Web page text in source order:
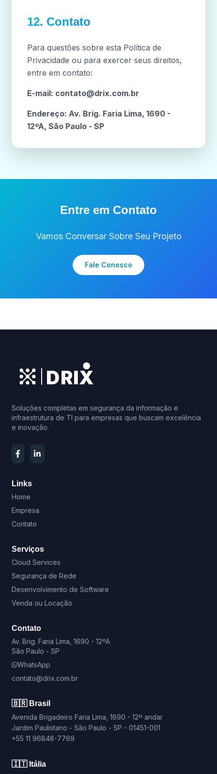
12. Contato
Para questões sobre esta Política de
Privacidade ou para exercer seus direitos,
entre em contato:
E-mail: contato@drix.com.br
Endereço: Av. Brig. Faria Lima, 1690 -
12ºA, São Paulo - SP
Entre em Contato
Vamos Conversar Sobre Seu Projeto
Fale Conosco
DRIX
Soluções completas em segurança da informação e
infraestrutura de TI para empresas que buscam excelência
e inovação.
Links
Home
Empresa
Contato
Serviços
Cloud Services
Segurança de Rede
Desenvolvimento de Software
Venda ou Locação
Contato
Av. Brig. Faria Lima, 1690 - 12ºA
São Paulo - SP
WhatsApp
contato@drix.com.br
🇧🇷 Brasil
Avenida Brigadeiro Faria Lima, 1690 - 12º andar
Jardim Paulistano - São Paulo - SP - 01451-001
+55 11 96848-7769
🇮🇹 Itália